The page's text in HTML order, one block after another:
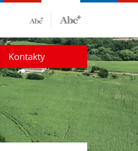
Kontakty